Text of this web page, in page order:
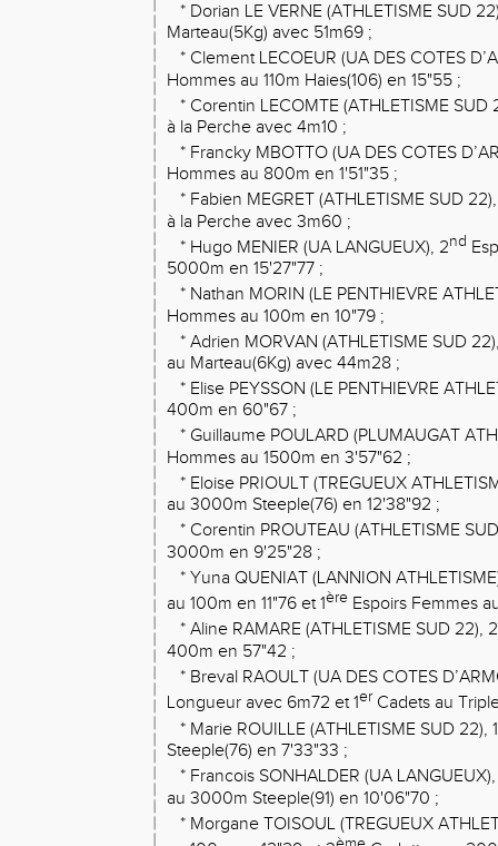
* Dorian LE VERNE (ATHLETISME SUD
Marteau(5Kg) avec 51m69 ;
* Clement LECOEUR (UA DES COTES
Hommes au 110m Haies(106) en 15"55 ;
* Corentin LECOMTE (ATHLETISME SUD
à la Perche avec 4m10 ;
* Francky MBOTTO (UA DES COTES
Hommes au 800m en 1'51"35 ;
* Fabien MEGRET (ATHLETISME SUD
à la Perche avec 3m60 ;
* Hugo MENIER (UA LANGUEUX), 2nd
5000m en 15'27"77 ;
* Nathan MORIN (LE PENTHIEVRE
Hommes au 100m en 10"79 ;
* Adrien MORVAN (ATHLETISME SUD
au Marteau(6Kg) avec 44m28 ;
* Elise PEYSSON (LE PENTHIEVRE
400m en 60"67 ;
* Guillaume POULARD (PLUMAUGAT
Hommes au 1500m en 3'57"62 ;
* Eloise PRIOULT (TREGUEUX
au 3000m Steeple(76) en 12'38"92 ;
* Corentin PROUTEAU (ATHLETISME
3000m en 9'25"28 ;
* Yuna QUENIAT (LANNION
au 100m en 11"76 et 1ère Espoirs Femmes
* Aline RAMARE (ATHLETISME SUD 22), 2
400m en 57"42 ;
* Breval RAOULT (UA DES COTES
Longueur avec 6m72 et 1er Cadets au
* Marie ROUILLE (ATHLETISME SUD 22), 1
Steeple(76) en 7'33"33 ;
* Francois SONHALDER (UA
au 3000m Steeple(91) en 10'06"70 ;
* Morgane TOISOUL (TREGUEUX